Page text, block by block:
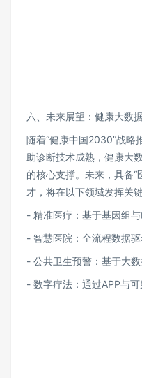
六、未来展望：健康大数
随着“健康中国2030”战略
助诊断技术成熟，健康大
的核心支撑。未来，具备“
才，将在以下领域发挥关
- 精准医疗：基于基因组
- 智慧医院：全流程数据
- 公共卫生预警：基于大
- 数字疗法：通过APP与